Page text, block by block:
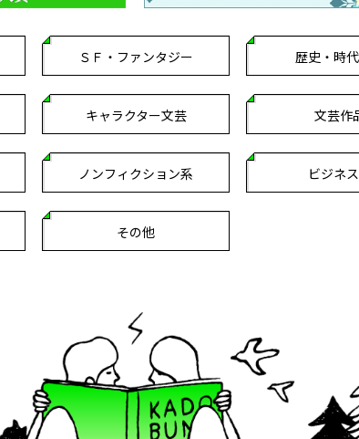
ＳＦ・ファンタジー 歴史・時
キャラクター文芸 文芸作
ノンフィクション系 ビジネ
その他